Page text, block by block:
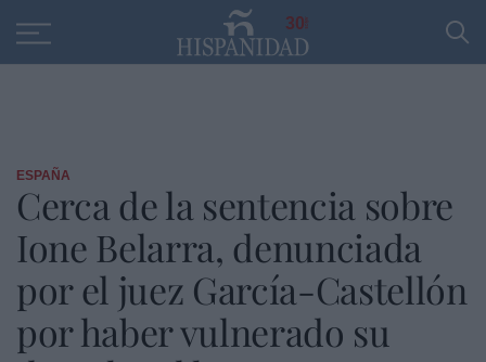
30
ESPAÑA
Cerca de la sentencia sobre
Ione Belarra, denunciada
por el juez García-Castellón
por haber vulnerado su